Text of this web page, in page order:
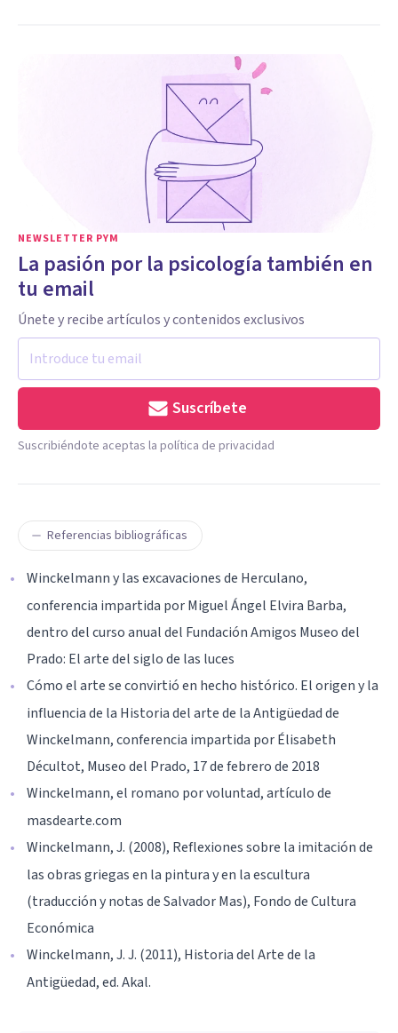
NEWSLETTER PYM
La pasión por la psicología también en
tu email
Únete y recibe artículos y contenidos exclusivos
Suscríbete
Suscribiéndote aceptas la política de privacidad
Referencias bibliográficas
Winckelmann y las excavaciones de Herculano,
conferencia impartida por Miguel Ángel Elvira Barba,
dentro del curso anual del Fundación Amigos Museo del
Prado: El arte del siglo de las luces
Cómo el arte se convirtió en hecho histórico. El origen y la
influencia de la Historia del arte de la Antigüedad de
Winckelmann, conferencia impartida por Élisabeth
Décultot, Museo del Prado, 17 de febrero de 2018
Winckelmann, el romano por voluntad, artículo de
masdearte.com
Winckelmann, J. (2008), Reflexiones sobre la imitación de
las obras griegas en la pintura y en la escultura
(traducción y notas de Salvador Mas), Fondo de Cultura
Económica
Winckelmann, J. J. (2011), Historia del Arte de la
Antigüedad, ed. Akal.